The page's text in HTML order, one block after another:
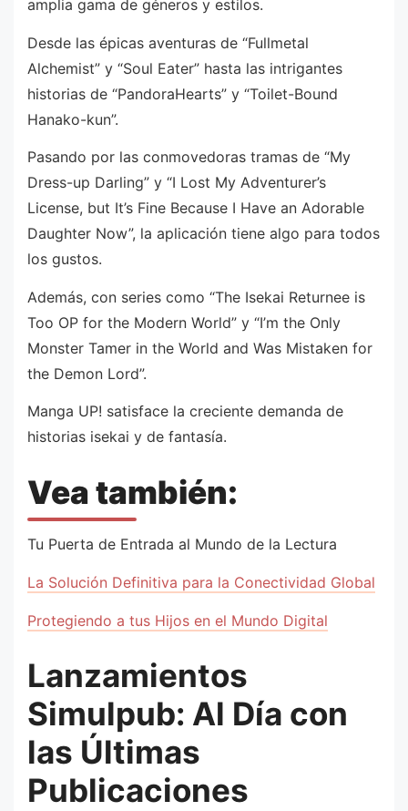
amplia gama de géneros y estilos.
Desde las épicas aventuras de “Fullmetal
Alchemist” y “Soul Eater” hasta las intrigantes
historias de “PandoraHearts” y “Toilet-Bound
Hanako-kun”.
Pasando por las conmovedoras tramas de “My
Dress-up Darling” y “I Lost My Adventurer’s
License, but It’s Fine Because I Have an Adorable
Daughter Now”, la aplicación tiene algo para todos
los gustos.
Además, con series como “The Isekai Returnee is
Too OP for the Modern World” y “I’m the Only
Monster Tamer in the World and Was Mistaken for
the Demon Lord”.
Manga UP! satisface la creciente demanda de
historias isekai y de fantasía.
Vea también:
Tu Puerta de Entrada al Mundo de la Lectura
La Solución Definitiva para la Conectividad Global
Protegiendo a tus Hijos en el Mundo Digital
Lanzamientos
Simulpub: Al Día con
las Últimas
Publicaciones